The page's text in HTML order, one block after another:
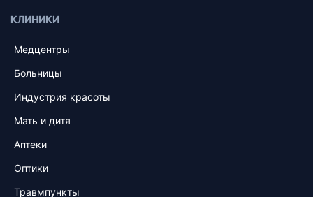
КЛИНИКИ
Медцентры
Больницы
Индустрия красоты
Мать и дитя
Аптеки
Оптики
Травмпункты